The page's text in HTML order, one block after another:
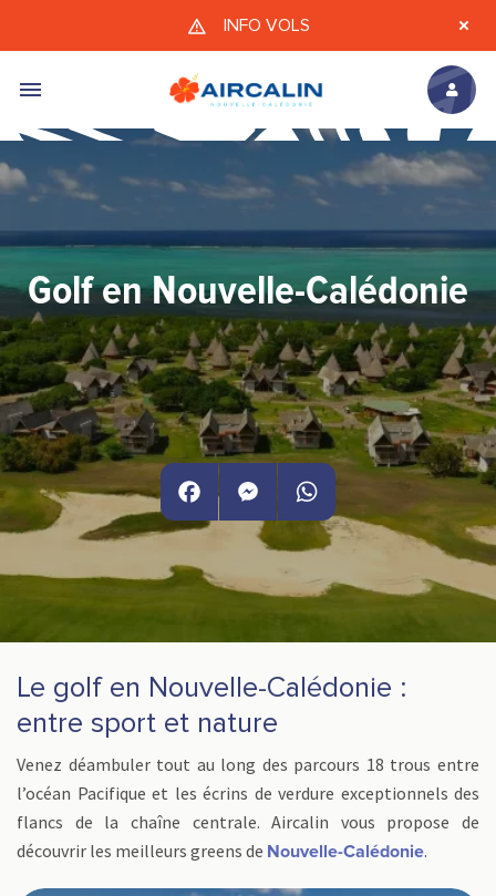
Aller au contenu principal
INFO VOLS
Golf en Nouvelle-Calédonie
MessengerWhatsApp
Le golf en Nouvelle-Calédonie :
entre sport et nature
Venez déambuler tout au long des parcours 18 trous entre
l’océan Pacifique et les écrins de verdure exceptionnels des
flancs de la chaîne centrale. Aircalin vous propose de
découvrir les meilleurs greens de Nouvelle-Calédonie.